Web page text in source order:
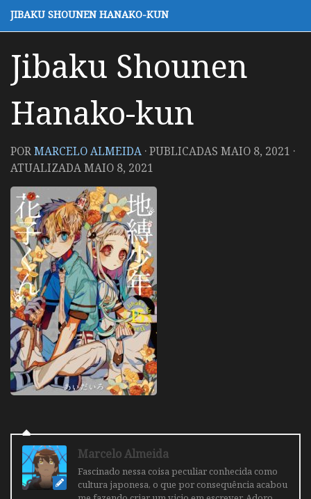
JIBAKU SHOUNEN HANAKO-KUN
Jibaku Shounen
Hanako-kun
PORMARCELO ALMEIDA · PUBLICADAS MAIO 8, 2021 ·
ATUALIZADAMAIO 8, 2021
Marcelo Almeida
Fascinado nessa coisa peculiar conhecida como
cultura japonesa, o que por consequência acabou